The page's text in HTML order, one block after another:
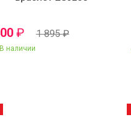
₽ 1 895₽
В наличии